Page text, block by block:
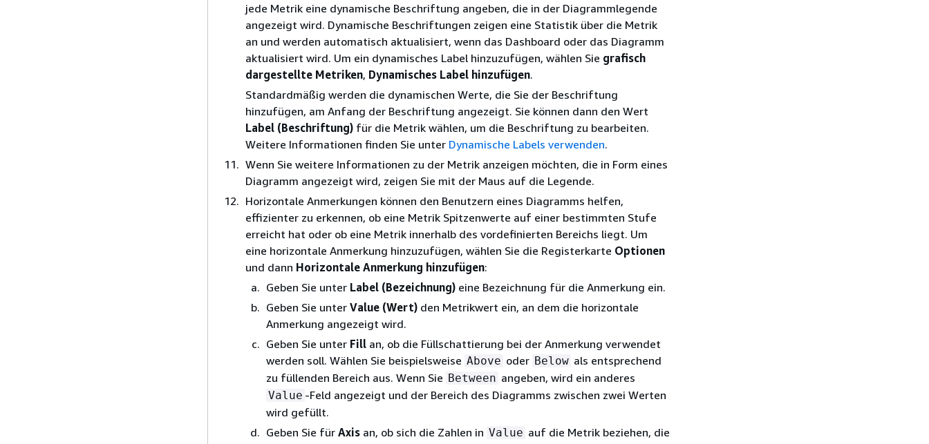
jede Metrik eine dynamische Beschriftung angeben, die in der Diagrammlegende
angezeigt wird. Dynamische Beschriftungen zeigen eine Statistik über die Metrik
an und werden automatisch aktualisiert, wenn das Dashboard oder das Diagramm
aktualisiert wird. Um ein dynamisches Label hinzuzufügen, wählen Sie grafisch
dargestellte Metriken, Dynamisches Label hinzufügen.
Standardmäßig werden die dynamischen Werte, die Sie der Beschriftung
hinzufügen, am Anfang der Beschriftung angezeigt. Sie können dann den Wert
Label (Beschriftung) für die Metrik wählen, um die Beschriftung zu bearbeiten.
Weitere Informationen finden Sie unter Dynamische Labels verwenden.
Wenn Sie weitere Informationen zu der Metrik anzeigen möchten, die in Form eines
Diagramm angezeigt wird, zeigen Sie mit der Maus auf die Legende.
Horizontale Anmerkungen können den Benutzern eines Diagramms helfen,
effizienter zu erkennen, ob eine Metrik Spitzenwerte auf einer bestimmten Stufe
erreicht hat oder ob eine Metrik innerhalb des vordefinierten Bereichs liegt. Um
eine horizontale Anmerkung hinzuzufügen, wählen Sie die Registerkarte Optionen
und dann Horizontale Anmerkung hinzufügen:
Geben Sie unter Label (Bezeichnung) eine Bezeichnung für die Anmerkung ein.
Geben Sie unter Value (Wert) den Metrikwert ein, an dem die horizontale
Anmerkung angezeigt wird.
Geben Sie unter Fill an, ob die Füllschattierung bei der Anmerkung verwendet
werden soll. Wählen Sie beispielsweise Above oder Below als entsprechend
zu füllenden Bereich aus. Wenn Sie Between angeben, wird ein anderes
Value -Feld angezeigt und der Bereich des Diagramms zwischen zwei Werten
wird gefüllt.
Geben Sie für Axis an, ob sich die Zahlen in Value auf die Metrik beziehen, die